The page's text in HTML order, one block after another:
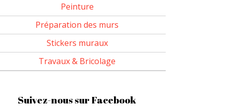
Peinture
Préparation des murs
Stickers muraux
Travaux & Bricolage
Suivez-nous sur Facebook